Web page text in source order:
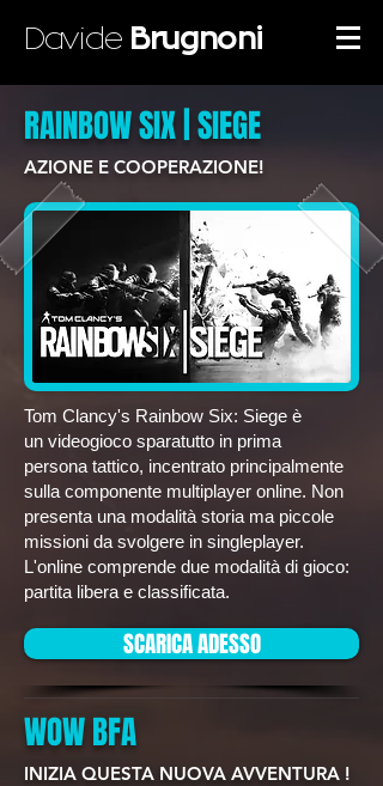
Davide Brugnoni
RAINBOW SIX | SIEGE
AZIONE E COOPERAZIONE!
Tom Clancy's Rainbow Six: Siege è
un videogioco sparatutto in prima
persona tattico, incentrato principalmente
sulla componente multiplayer online. Non
presenta una modalità storia ma piccole
missioni da svolgere in singleplayer.
L'online comprende due modalità di gioco:
partita libera e classificata.
SCARICA ADESSO
WOW BFA
INIZIA QUESTA NUOVA AVVENTURA !